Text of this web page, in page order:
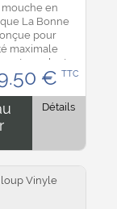
mouche en
La Bonne
pour
maximale
volants.
maille
une
et...
€ TTC
Détails
loup Vinyle